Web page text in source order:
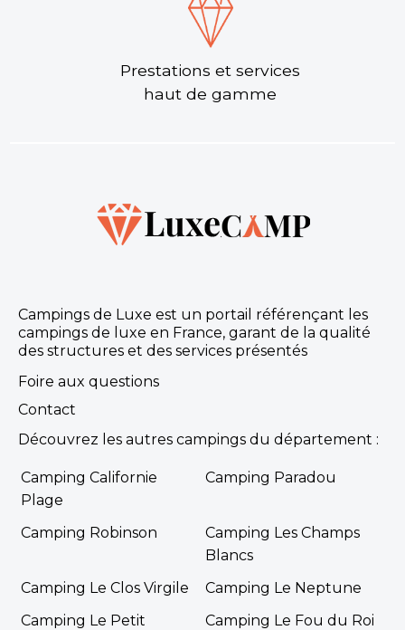
Prestations et services
haut de gamme
Campings de Luxe est un portail référençant les
campings de luxe en France, garant de la qualité
des structures et des services présentés
Foire aux questions
Contact
Découvrez les autres campings du département :
Camping Californie
Plage
Camping Paradou
Camping Robinson
Camping Les Champs
Blancs
Camping Le Clos Virgile
Camping Le Neptune
Camping Le Petit
Camping Le Fou du Roi